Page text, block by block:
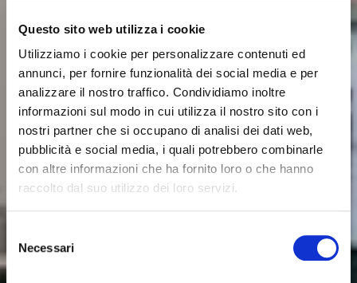
Questo sito web utilizza i cookie
Utilizziamo i cookie per personalizzare contenuti ed
annunci, per fornire funzionalità dei social media e per
analizzare il nostro traffico. Condividiamo inoltre
informazioni sul modo in cui utilizza il nostro sito con i
nostri partner che si occupano di analisi dei dati web,
pubblicità e social media, i quali potrebbero combinarle
con altre informazioni che ha fornito loro o che hanno
raccolto dal suo utilizzo dei loro servizi.
del
consenso
Necessari